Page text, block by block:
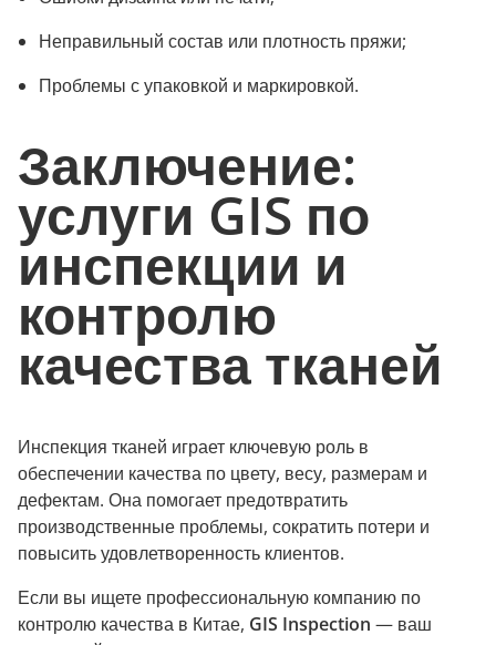
Неправильный состав или плотность пряжи;
Проблемы с упаковкой и маркировкой.
Заключение:
услуги GIS по
инспекции и
контролю
качества тканей
Инспекция тканей играет ключевую роль в
обеспечении качества по цвету, весу, размерам и
дефектам. Она помогает предотвратить
производственные проблемы, сократить потери и
повысить удовлетворенность клиентов.
Если вы ищете профессиональную компанию по
контролю качества в Китае, GIS Inspection — ваш